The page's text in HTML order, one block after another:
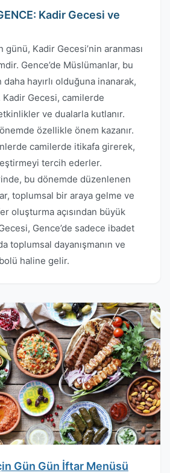
Kadir Gecesi ve
günü, Kadir Gecesi’nin aranması
Gence’de Müslümanlar, bu
hayırlı olduğuna inanarak,
Kadir Gecesi, camilerde
ve dualarla kutlanır.
özellikle önem kazanır.
camilerde itikafa girerek,
tercih ederler.
bu dönemde düzenlenen
toplumsal bir araya gelme ve
oluşturma açısından büyük
Gence’de sadece ibadet
toplumsal dayanışmanın ve
haline gelir.
Gün Gün İftar Menüsü